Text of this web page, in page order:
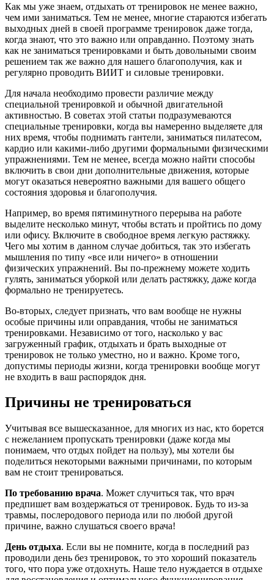
Как мы уже знаем, отдыхать от тренировок не менее важно,
чем ими заниматься. Тем не менее, многие стараются избегать
выходных дней в своей программе тренировок даже тогда,
когда знают, что это важно или оправданно. Поэтому знать
как не заниматься тренировками и быть довольными своим
решением так же важно для нашего благополучия, как и
регулярно проводить ВИИТ и силовые тренировки.
Для начала необходимо провести различие между
специальной тренировкой и обычной двигательной
активностью. В советах этой статьи подразумеваются
специальные тренировки, когда вы намеренно выделяете для
них время, чтобы поднимать гантели, заниматься пилатесом,
кардио или какими-либо другими формальными физическими
упражнениями. Тем не менее, всегда можно найти способы
включить в свои дни дополнительные движения, которые
могут оказаться невероятно важными для вашего общего
состояния здоровья и благополучия.
Например, во время пятиминутного перерыва на работе
выделите несколько минут, чтобы встать и пройтись по дому
или офису. Включите в свободное время легкую растяжку.
Чего мы хотим в данном случае добиться, так это избегать
мышления по типу «все или ничего» в отношении
физических упражнений. Вы по-прежнему можете ходить
гулять, заниматься уборкой или делать растяжку, даже когда
формально не тренируетесь.
Во-вторых, следует признать, что вам вообще не нужны
особые причины или оправдания, чтобы не заниматься
тренировками. Независимо от того, насколько у вас
загруженный график, отдыхать и брать выходные от
тренировок не только уместно, но и важно. Кроме того,
допустимы периоды жизни, когда тренировки вообще могут
не входить в ваш распорядок дня.
Причины не тренироваться
Учитывая все вышесказанное, для многих из нас, кто борется
с нежеланием пропускать тренировки (даже когда мы
понимаем, что отдых пойдет на пользу), мы хотели бы
поделиться некоторыми важными причинами, по которым
вам не стоит тренироваться.
По требованию врача. Может случиться так, что врач
предпишет вам воздержаться от тренировок. Будь то из-за
травмы, послеродового периода или по любой другой
причине, важно слушаться своего врача!
День отдыха. Если вы не помните, когда в последний раз
проводили день без тренировок, то это хороший показатель
того, что пора уже отдохнуть. Наше тело нуждается в отдыхе